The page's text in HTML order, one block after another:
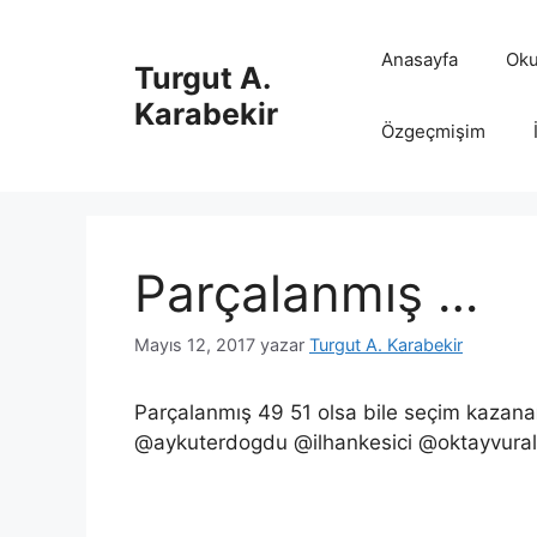
Turgut A.
Karabekir
Anasayfa
Özgeçmişim
Parçalanmış …
Mayıs 12, 2017 yazar Turgut A. Karabekir
Parçalanmış 49 51 olsa bile seçim
@aykuterdogdu @ilhankesici